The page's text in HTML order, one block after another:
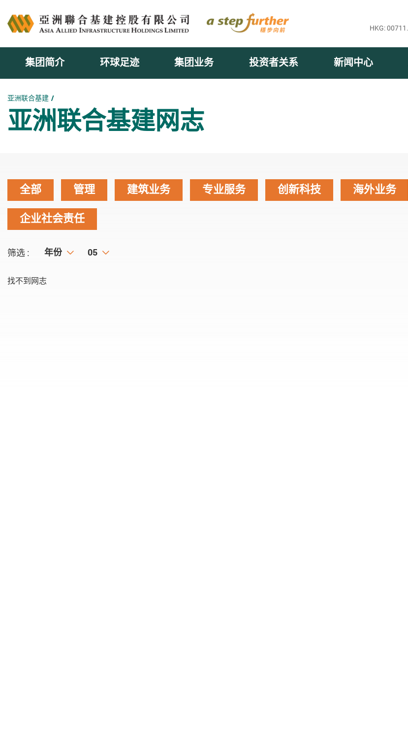
集团简介 环球足迹 集团业务 投资者关系 新闻中心
亚洲联合基建
亚洲联合基建网志
全部 管理 建筑业务 专业服务 创新科技 海外业务
企业社会责任
筛选 : 年份
年份 月份
05
找不到网志